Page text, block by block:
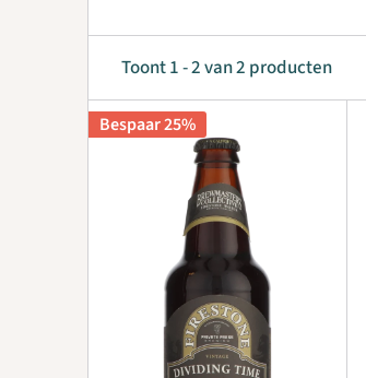
Toont 1 - 2 van 2 producten
Bespaar 25%